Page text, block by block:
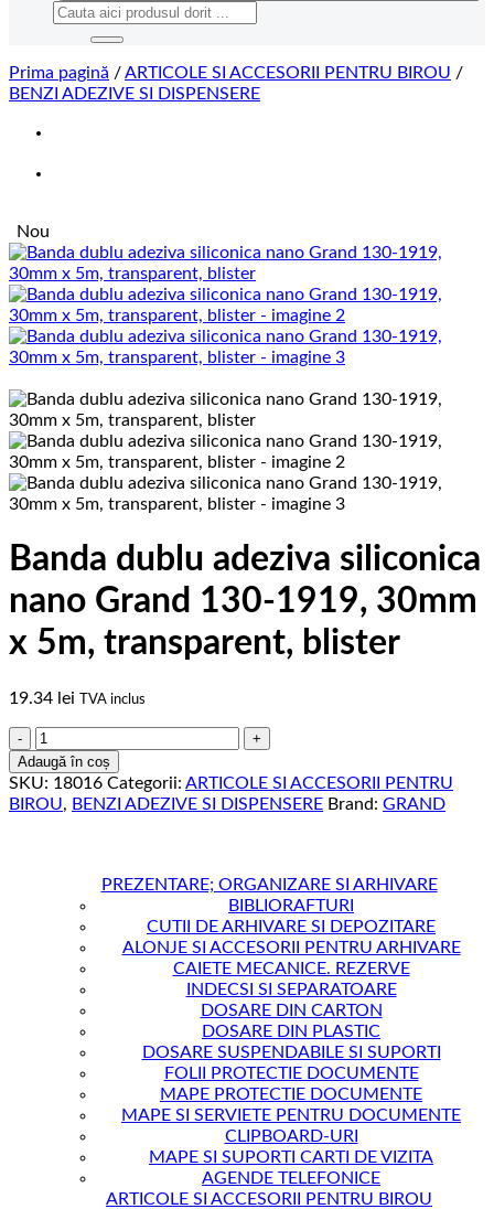
Caută
Prima pagină /ARTICOLE SI ACCESORII PENTRU BIROU /
BENZI ADEZIVE SI DISPENSERE
Nou
Banda dublu adeziva siliconica
nano Grand 130-1919, 30mm
x 5m, transparent, blister
19.34 lei TVA inclus
Cantitate
Banda
dublu
adeziva
30mm
transparent,
blister
Adaugă în coș
SKU: 18016 Categorii: ARTICOLE SI ACCESORII PENTRU
BIROU, BENZI ADEZIVE SI DISPENSERE Brand: GRAND
PREZENTARE; ORGANIZARE SI ARHIVARE
BIBLIORAFTURI
CUTII DE ARHIVARE SI DEPOZITARE
ALONJE SI ACCESORII PENTRU ARHIVARE
CAIETE MECANICE. REZERVE
INDECSI SI SEPARATOARE
DOSARE DIN CARTON
DOSARE DIN PLASTIC
DOSARE SUSPENDABILE SI SUPORTI
FOLII PROTECTIE DOCUMENTE
MAPE PROTECTIE DOCUMENTE
MAPE SI SERVIETE PENTRU DOCUMENTE
CLIPBOARD-URI
MAPE SI SUPORTI CARTI DE VIZITA
AGENDE TELEFONICE
ARTICOLE SI ACCESORII PENTRU BIROU